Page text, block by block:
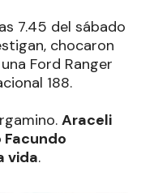
7.45 del sábado
chocaron
Ford Ranger
188.
Araceli
vida.